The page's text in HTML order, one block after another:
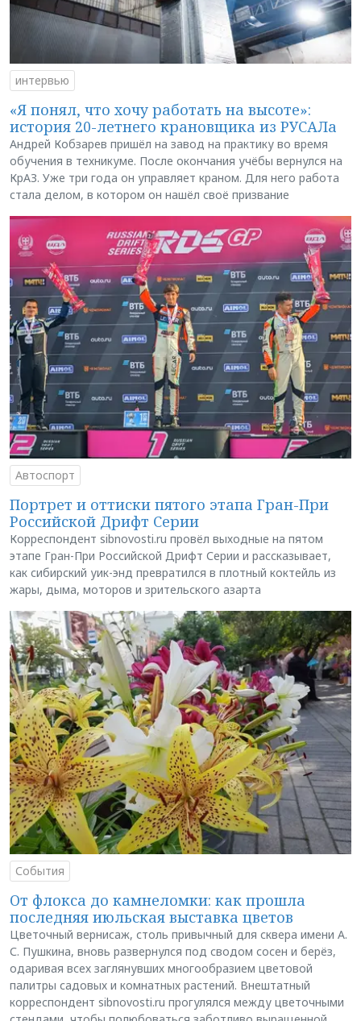
интервью
«Я понял, что хочу работать на высоте»:
история 20-летнего крановщика из РУСАЛа
Андрей Кобзарев пришёл на завод на практику во время
обучения в техникуме. После окончания учёбы вернулся на
КрАЗ. Уже три года он управляет краном. Для него работа
стала делом, в котором он нашёл своё призвание
Автоспорт
Портрет и оттиски пятого этапа Гран-При
Российской Дрифт Серии
Корреспондент sibnovosti.ru провёл выходные на пятом
этапе Гран-При Российской Дрифт Серии и рассказывает,
как сибирский уик-энд превратился в плотный коктейль из
жары, дыма, моторов и зрительского азарта
События
От флокса до камнеломки: как прошла
последняя июльская выставка цветов
Цветочный вернисаж, столь привычный для сквера имени А.
С. Пушкина, вновь развернулся под сводом сосен и берёз,
одаривая всех заглянувших многообразием цветовой
палитры садовых и комнатных растений. Внештатный
корреспондент sibnovosti.ru прогулялся между цветочными